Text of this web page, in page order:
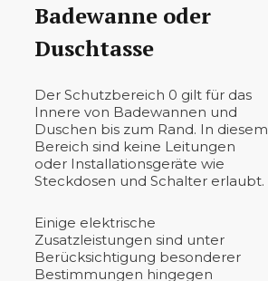
Badewanne oder
Duschtasse
Der Schutzbereich 0 gilt für das
Innere von Badewannen und
Duschen bis zum Rand. In diesem
Bereich sind keine Leitungen
oder Installationsgeräte wie
Steckdosen und Schalter erlaubt.
Einige elektrische
Zusatzleistungen sind unter
Berücksichtigung besonderer
Bestimmungen hingegen